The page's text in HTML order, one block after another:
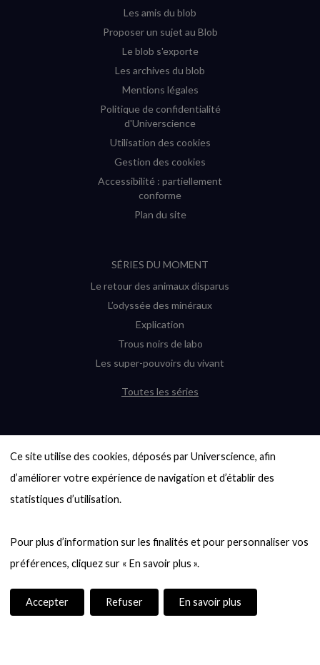
Ce site utilise des cookies, déposés par Universcience, afin
d’améliorer votre expérience de navigation et d’établir des
statistiques d’utilisation.
Pour plus d’information sur les finalités et pour personnaliser vos
Accepter Refuser En savoir plus
Les amis du blob
Proposer un sujet au Blob
Le blob s'exporte
Les archives du blob
Mentions légales
Politique de confidentialité
d'Universcience
Utilisation des cookies
Gestion des cookies
Accessibilité : partiellement
conforme
Plan du site
SÉRIES DU MOMENT
Le retour des animaux disparus
L’odyssée des minéraux
Explication
Trous noirs de labo
Les super-pouvoirs du vivant
Toutes les séries
6000 exoplanètes, et pas de « Terre »
en vue ?
Quel avenir pour les cryptos ?
Entre mathématiques et politique : la
quête d’un vote équitable
casse-tête